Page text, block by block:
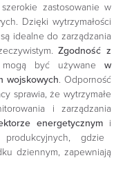
zastosowanie w
Dzięki wytrzymałości
idealne do zarządzania
Zgodność z
mogą być używanew
wojskowych. Odporność
sprawia, że wytrzymałe
i zarządzania
energetycznym i
gdzie
dziennym, zapewniają